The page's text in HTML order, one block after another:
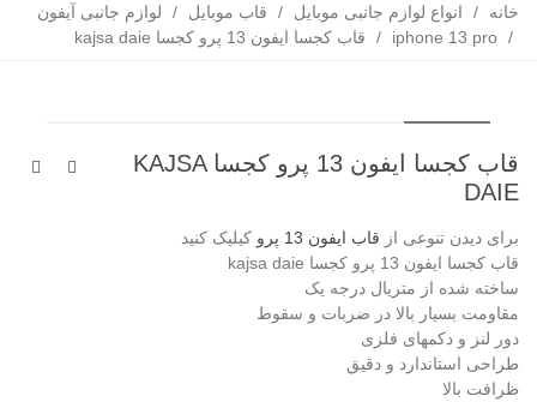
خانه / انواع لوازم جانبی موبایل / قاب موبایل /
لوازم جانبی آیفون
/
iphone 13 pro
/ قاب کجسا ایفون 13 پرو کجسا kajsa daie
قاب کجسا ایفون 13 پرو کجسا KAJSA
DAIE
برای دیدن تنوعی از قاب ایفون 13 پرو
کیلیک کنید
قاب کجسا ایفون 13 پرو کجسا kajsa daie
ساخته شده از متریال درجه یک
مقاومت بسیار بالا در ضربات و سقوط
دور لنز و دکمهای فلزی
طراحی استاندارد و دقیق
ظرافت بالا